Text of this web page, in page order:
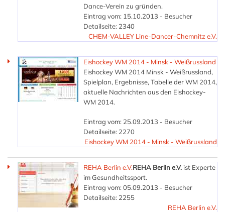
Dance-Verein zu gründen.
Eintrag vom: 15.10.2013 - Besucher
Detailseite: 2340
CHEM-VALLEY Line-Dancer-Chemnitz e.V.
Eishockey WM 2014 - Minsk - Weißrussland
Eishockey WM 2014 Minsk - Weißrussland,
Spielplan, Ergebnisse, Tabelle der WM 2014,
aktuelle Nachrichten aus den Eishockey-
WM 2014.
Eintrag vom: 25.09.2013 - Besucher
Detailseite: 2270
Eishockey WM 2014 - Minsk - Weißrussland
REHA Berlin e.V.REHA Berlin e.V. ist Experte
im Gesundheitssport.
Eintrag vom: 05.09.2013 - Besucher
Detailseite: 2255
REHA Berlin e.V.